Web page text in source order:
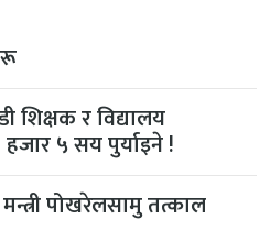
शिक्षक र विद्यालय
हजार ५ सय पुर्याइने !
मन्त्री पोखरेलसामु तत्काल